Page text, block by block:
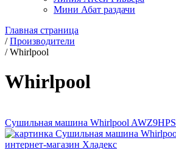
Мини Абат раздачи
Главная страница
/Производители
/Whirlpool
Whirlpool
Сушильная машина Whirlpool AWZ9HPS